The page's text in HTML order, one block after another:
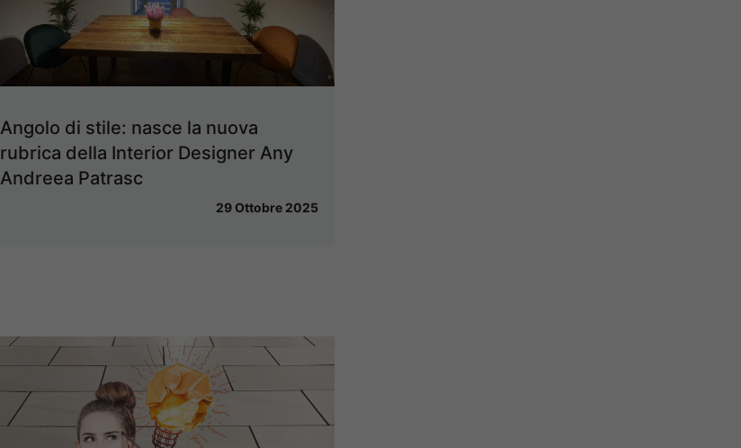
Angolo di stile: nasce la nuova
rubrica della Interior Designer Any
Andreea Patrasc
29 Ottobre 2025